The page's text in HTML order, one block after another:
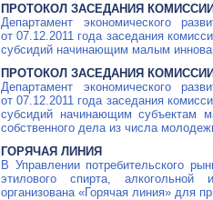
ПРОТОКОЛ ЗАСЕДАНИЯ
Департамент экономического
от07.12.2011 года заседания
субсидий начинающим малым
ПРОТОКОЛ ЗАСЕДАНИЯ
Департамент экономического
от07.12.2011 года заседания
субсидий начинающим субъектам
собственного дела из числа
ГОРЯЧАЯ ЛИНИЯ
В Управлении потребительского
этилового спирта, алкогольной
организована «Горячая линия» для